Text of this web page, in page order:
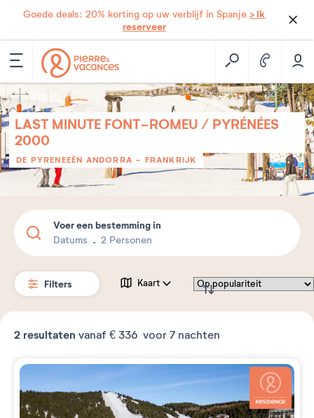
Goede deals: 20% korting op uw verblijf in Spanje > Ik
reserveer
LAST MINUTE FONT-ROMEU / PYRÉNÉES
2000
DE PYRENEEËN ANDORRA - FRANKRIJK
Voer een bestemming in
Datums 2 Personen
Filters Kaart
2 resultaten vanaf € 336 voor 7 nachten